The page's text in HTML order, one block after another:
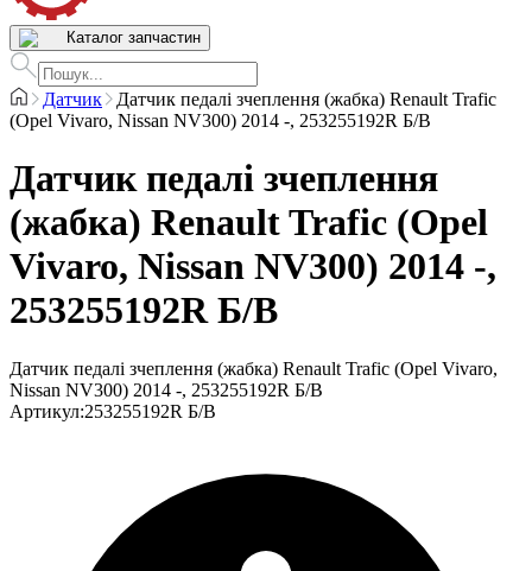
Каталог запчастин
Датчик
Датчик педалі зчеплення (жабка) Renault Trafic
(Opel Vivaro, Nissan NV300) 2014 -, 253255192R Б/В
Датчик педалі зчеплення
(жабка) Renault Trafic (Opel
Vivaro, Nissan NV300) 2014 -,
253255192R Б/В
Датчик педалі зчеплення (жабка) Renault Trafic (Opel Vivaro,
Nissan NV300) 2014 -, 253255192R Б/В
Артикул:253255192R Б/В